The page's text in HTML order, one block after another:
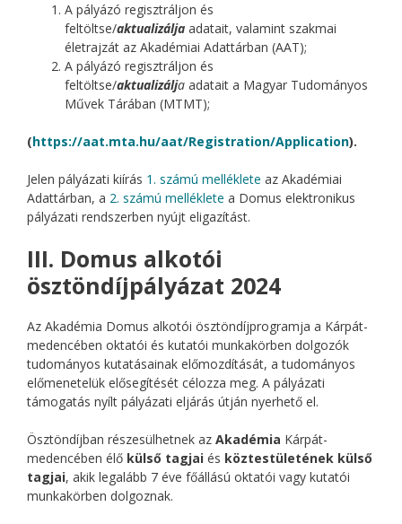
A pályázó regisztráljon és
feltöltse/aktualizálja adatait, valamint szakmai
életrajzát az Akadémiai Adattárban (AAT);
A pályázó regisztráljon és
feltöltse/aktualizálja adatait a Magyar Tudományos
Művek Tárában (MTMT);
(https://aat.mta.hu/aat/Registration/Application).
Jelen pályázati kiírás 1. számú melléklete az Akadémiai
Adattárban, a 2. számú melléklete a Domus elektronikus
pályázati rendszerben nyújt eligazítást.
III. Domus alkotói
ösztöndíjpályázat 2024
Az Akadémia Domus alkotói ösztöndíjprogramja a Kárpát-
medencében oktatói és kutatói munkakörben dolgozók
tudományos kutatásainak előmozdítását, a tudományos
előmenetelük elősegítését célozza meg. A pályázati
támogatás nyílt pályázati eljárás útján nyerhető el.
Ösztöndíjban részesülhetnek az Akadémia Kárpát-
medencében élő külső tagjai és köztestületének külső
tagjai, akik legalább 7 éve főállású oktatói vagy kutatói
munkakörben dolgoznak.